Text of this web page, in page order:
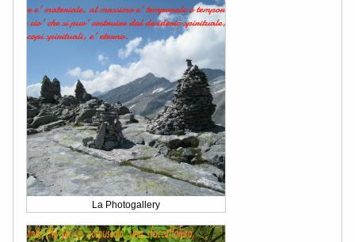
La Photogallery